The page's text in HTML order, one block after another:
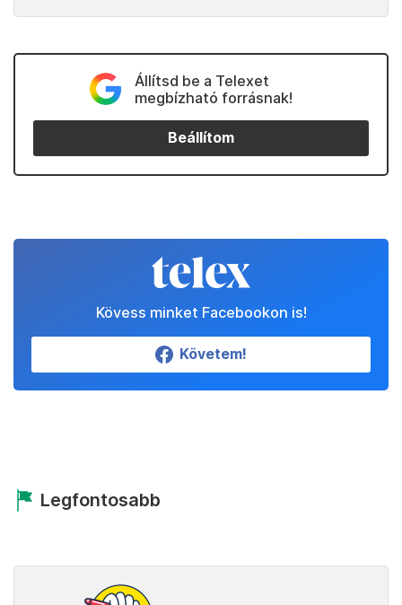
Állítsd be a Telexet
megbízható forrásnak!
Beállítom
Kövess minket Facebookon is!
Követem!
Legfontosabb